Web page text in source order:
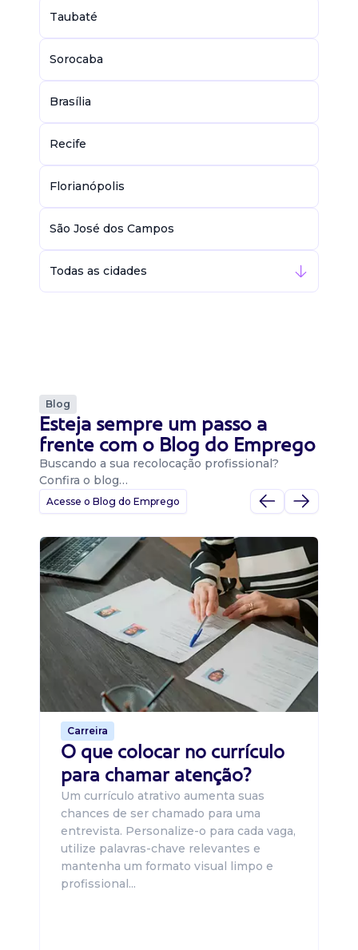
Taubaté
Sorocaba
Brasília
Recife
Florianópolis
São José dos Campos
Todas as cidades
Blog
Esteja sempre um passo a
frente com o Blog do Emprego
Buscando a sua recolocação profissional?
Confira o blog…
Acesse o Blog do Emprego
Carreira
O que colocar no currículo
para chamar atenção?
Um currículo atrativo aumenta suas
chances de ser chamado para uma
entrevista. Personalize-o para cada vaga,
utilize palavras-chave relevantes e
mantenha um formato visual limpo e
profissional...